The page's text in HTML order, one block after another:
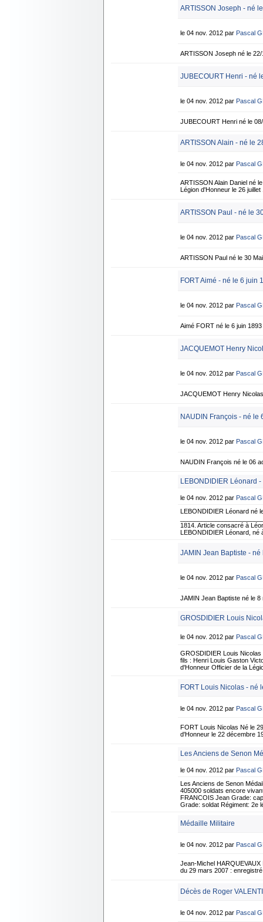
ARTISSON Joseph - né
le 04 nov. 2012 par Pascal
ARTISSON Joseph né le
JUBECOURT Henri - né
le 04 nov. 2012 par Pascal
JUBECOURT Henri né le
ARTISSON Alain - né le
le 04 nov. 2012 par Pascal
ARTISSON Alain Daniel né
Légion d'Honneur le 26
ARTISSON Paul - né le
le 04 nov. 2012 par Pascal
ARTISSON Paul né le 30
FORT Aimé - né le 6 juin
le 04 nov. 2012 par Pascal
Aimé FORT né le 6 juin 1893
JACQUEMOT Henry
le 04 nov. 2012 par Pascal
JACQUEMOT Henry
NAUDIN François - né le
le 04 nov. 2012 par Pascal
NAUDIN François né le 06
LEBONDIDIER Léonard
le 04 nov. 2012 par Pascal
LEBONDIDIER Léonard né
1814. Article consacré à
LEBONDIDIER Léonard, né
JAMIN Jean Baptiste -
le 04 nov. 2012 par Pascal
JAMIN Jean Baptiste né le
GROSDIDIER Louis
le 04 nov. 2012 par Pascal
GROSDIDIER Louis Nicolas
fils : Henri Louis Gaston
d'Honneur Officier de la
FORT Louis Nicolas - né
le 04 nov. 2012 par Pascal
FORT Louis Nicolas Né le
d'Honneur le 22 décembre
Les Anciens de Senon
le 04 nov. 2012 par Pascal
Les Anciens de Senon
405000 soldats encore
FRANCOIS Jean Grade:
Grade: soldat Régiment: 2e
Médaille Militaire
le 04 nov. 2012 par Pascal
Jean-Michel
du 29 mars 2007 :
Décès de Roger
le 04 nov. 2012 par Pascal